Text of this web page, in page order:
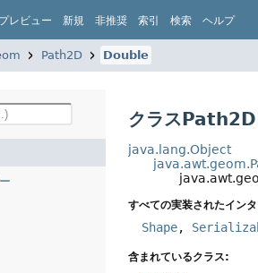
プレビュー 新規 非推奨 索引 検索 ヘルプ
Path2D
Double
クラス
java.lang.Object
すべての実装されたイン
Shape,
含まれているクラス: